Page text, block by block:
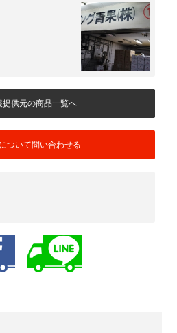
提供元の商品一覧へ
ついて問い合わせる